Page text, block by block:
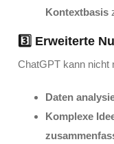
Kontextbasis
3️⃣ Erweiterte
ChatGPT kann nicht
Daten
Komplexe